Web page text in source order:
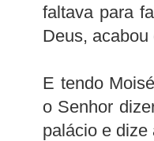
faltava para
Deus, acabou
E tendo
o Senhor
palácio e dize